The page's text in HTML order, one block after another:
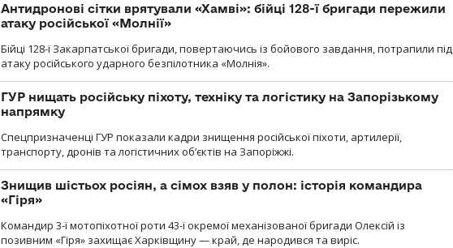
Антидронові сітки врятували «Хамві»: бійці 128-ї бригади пережили
атаку російської «Молнії»
Бійці 128-ї Закарпатської бригади, повертаючись із бойового завдання, потрапили під
атаку російського ударного безпілотника «Молнія».
ГУР нищать російську піхоту, техніку та логістику на Запорізькому
напрямку
Спецпризначенці ГУР показали кадри знищення російської піхоти, артилерії,
транспорту, дронів та логістичних об’єктів на Запоріжжі.
Знищив шістьох росіян, а сімох взяв у полон: історія командира
«Гіря»
Командир 3-ї мотопіхотної роти 43-ї окремої механізованої бригади Олексій із
позивним «Гіря» захищає Харківщину — край, де народився та виріс.